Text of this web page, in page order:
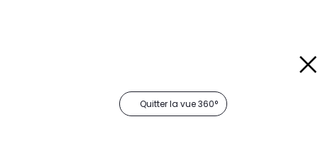
Quitter la vue 360°